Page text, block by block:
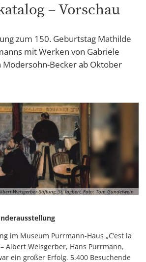
– Vorschau
zum 150. Geburtstag Mathilde
mit Werken von Gabriele
Modersohn-Becker ab Oktober
Weisgerber-Stiftung, St. Ingbert, Foto: Tom Gundelwein
im Museum Purrmann-Haus „C’est la
Albert Weisgerber, Hans Purrmann,
ein großer Erfolg. 5.400 Besuchende